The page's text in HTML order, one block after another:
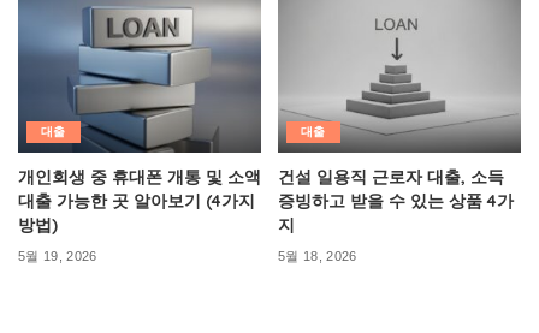
대출
개인회생 중 휴대폰 개통 및 소액
대출 가능한 곳 알아보기 (4가지
방법)
5월 19, 2026
대출
건설 일용직 근로자 대출, 소득
증빙하고 받을 수 있는 상품 4가
지
5월 18, 2026